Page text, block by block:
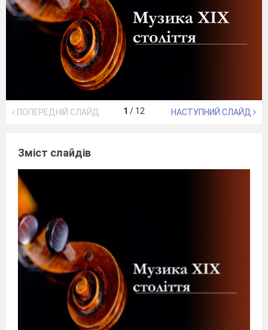
ПОПЕРЕДНІЙ СЛАЙД 1 / 12 НАСТУПНИЙ СЛАЙД
Зміст слайдів